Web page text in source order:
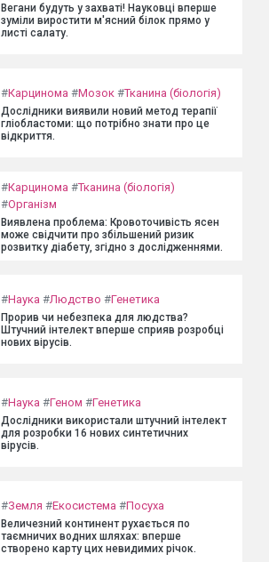
Вегани будуть у захваті! Науковці вперше
зуміли виростити м'ясний білок прямо у
листі салату.
#Карцинома #Мозок #Тканина (біологія)
Дослідники виявили новий метод терапії
гліобластоми: що потрібно знати про це
відкриття.
#Карцинома #Тканина (біологія)
#Організм
Виявлена проблема: Кровоточивість ясен
може свідчити про збільшений ризик
розвитку діабету, згідно з дослідженнями.
#Наука #Людство #Генетика
Прорив чи небезпека для людства?
Штучний інтелект вперше сприяв розробці
нових вірусів.
#Наука #Геном #Генетика
Дослідники використали штучний інтелект
для розробки 16 нових синтетичних
вірусів.
#Земля #Екосистема #Посуха
Величезний континент рухається по
таємничих водних шляхах: вперше
створено карту цих невидимих річок.